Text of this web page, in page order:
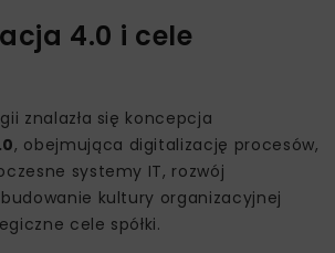
4.0 i cele
znalazła się koncepcja
, obejmująca digitalizację procesów,
systemy IT, rozwój
kultury organizacyjnej
cele spółki.